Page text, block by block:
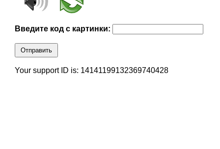
Введите код с картинки:
Отправить
Your support ID is: 14141199132369740428